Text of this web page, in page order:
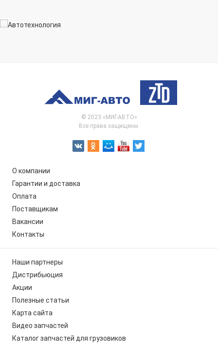
© 2023 «МИГ-АВТО»
Все права защищены.
О компании
Гарантии и доставка
Оплата
Поставщикам
Вакансии
Контакты
Наши партнеры
Дистрибьюция
Акции
Полезные статьи
Карта сайта
Видео запчастей
Каталог запчастей для грузовиков